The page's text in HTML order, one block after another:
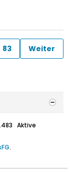
83 Weiter
Aktive
.